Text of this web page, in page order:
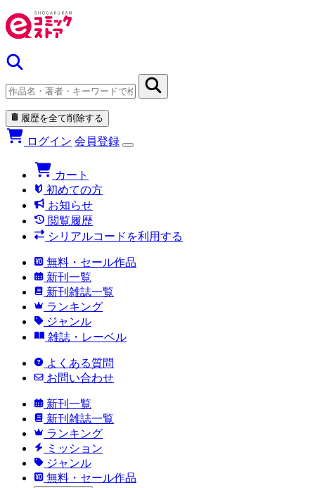
履歴を全て削除する
ログイン 会員登録
カート
初めての方
お知らせ
閲覧履歴
シリアルコードを利用する
無料・セール作品
新刊一覧
新刊雑誌一覧
ランキング
ジャンル
雑誌・レーベル
よくある質問
お問い合わせ
新刊一覧
新刊雑誌一覧
ランキング
ミッション
ジャンル
無料・セール作品